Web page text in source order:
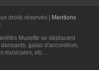
droits réservés |
Mentions
Musette se déplacent
galas d'accordéon,
musicales, etc…